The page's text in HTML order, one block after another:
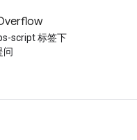
script 标签下
问